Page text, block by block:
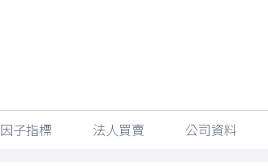
因子指標 法人買賣 公司資料